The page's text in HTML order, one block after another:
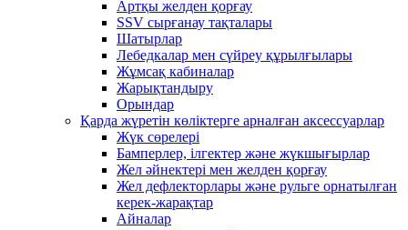
Артқы желден қорғау
SSV сырғанау тақталары
Шатырлар
Лебедкалар мен сүйреу құрылғылары
Жұмсақ кабиналар
Жарықтандыру
Орындар
Қарда жүретін көліктерге арналған аксессуарлар
Жүк сөрелері
Бамперлер, ілгектер және жүкшығырлар
Жел әйнектері мен желден қорғау
Жел дефлекторлары және рульге орнатылған
керек-жарақтар
Айналар